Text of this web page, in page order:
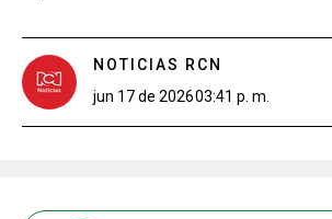
NOTICIAS RCN
jun 17 de 202603:41 p. m.